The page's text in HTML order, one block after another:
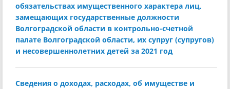
обязательствах имущественного характера лиц,
замещающих государственные должности
Волгоградской области в контрольно-счетной
палате Волгоградской области, их супруг (супругов)
и несовершеннолетних детей за 2021 год
Сведения о доходах, расходах, об имуществе и